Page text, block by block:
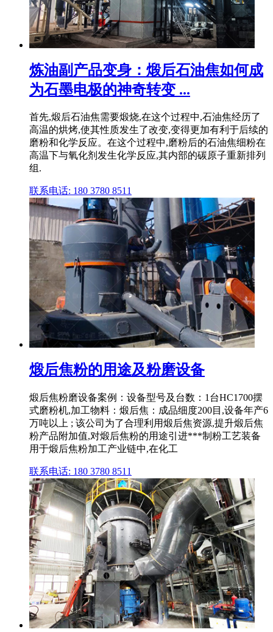
炼油副产品变身：煅后石油焦如何成
为石墨电极的神奇转变 ...
首先,煅后石油焦需要煅烧,在这个过程中,石油焦经历了
高温的烘烤,使其性质发生了改变,变得更加有利于后续的
磨粉和化学反应。在这个过程中,磨粉后的石油焦细粉在
高温下与氧化剂发生化学反应,其内部的碳原子重新排列
组.
联系电话: 180 3780 8511
煅后焦粉的用途及粉磨设备
煅后焦粉磨设备案例：设备型号及台数：1台HC1700摆
式磨粉机,加工物料：煅后焦：成品细度200目,设备年产6
万吨以上 ; 该公司为了合理利用煅后焦资源,提升煅后焦
粉产品附加值,对煅后焦粉的用途引进***制粉工艺装备
用于煅后焦粉加工产业链中,在化工
联系电话: 180 3780 8511